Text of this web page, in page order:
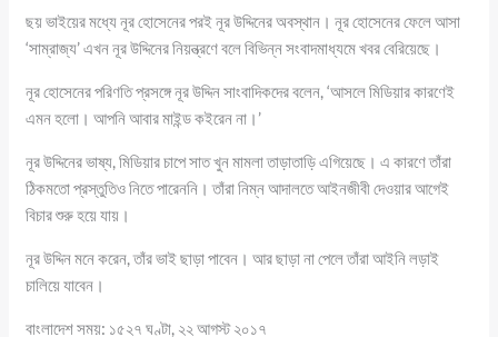
ছয় ভাইয়ের মধ্যে নূর হোসেনের পরই নূর উদ্দিনের অবস্থান। নূর হোসেনের ফেলে আসা
‘সাম্রাজ্য’ এখন নূর উদ্দিনের নিয়ন্ত্রণে বলে বিভিন্ন সংবাদমাধ্যমে খবর বেরিয়েছে।
নূর হোসেনের পরিণতি প্রসঙ্গে নূর উদ্দিন সাংবাদিকদের বলেন, ‘আসলে মিডিয়ার কারণেই
এমন হলো। আপনি আবার মাইন্ড কইরেন না।’
নূর উদ্দিনের ভাষ্য, মিডিয়ার চাপে সাত খুন মামলা তাড়াতাড়ি এগিয়েছে। এ কারণে তাঁরা
ঠিকমতো প্রস্তুতিও নিতে পারেননি। তাঁরা নিম্ন আদালতে আইনজীবী দেওয়ার আগেই
বিচার শুরু হয়ে যায়।
নূর উদ্দিন মনে করেন, তাঁর ভাই ছাড়া পাবেন। আর ছাড়া না পেলে তাঁরা আইনি লড়াই
চালিয়ে যাবেন।
বাংলাদেশ সময়: ১৫২৭ ঘণ্টা, ২২ আগস্ট ২০১৭